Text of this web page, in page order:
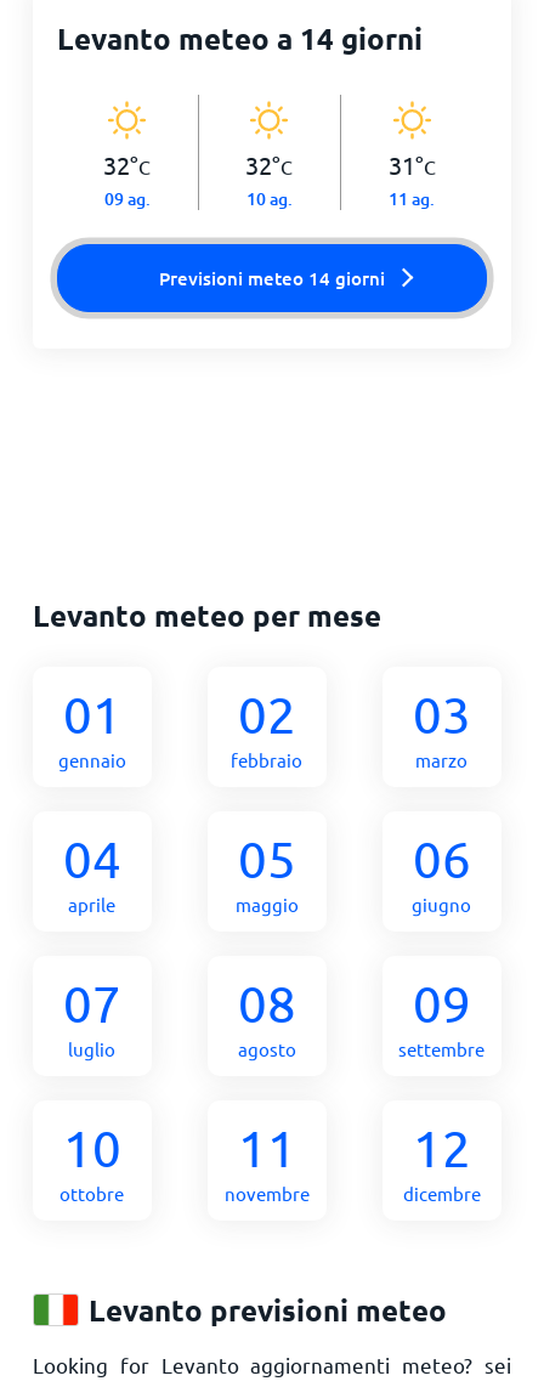
Levanto meteo a 14 giorni
32°C
09 ag.
32°C
10 ag.
31°C
11 ag.
Previsioni meteo 14 giorni
Levanto meteo per mese
01
gennaio
02
febbraio
03
marzo
04
aprile
05
maggio
06
giugno
07
luglio
08
agosto
09
settembre
10
ottobre
11
novembre
12
dicembre
Levanto previsioni meteo
Looking for Levanto aggiornamenti meteo? sei